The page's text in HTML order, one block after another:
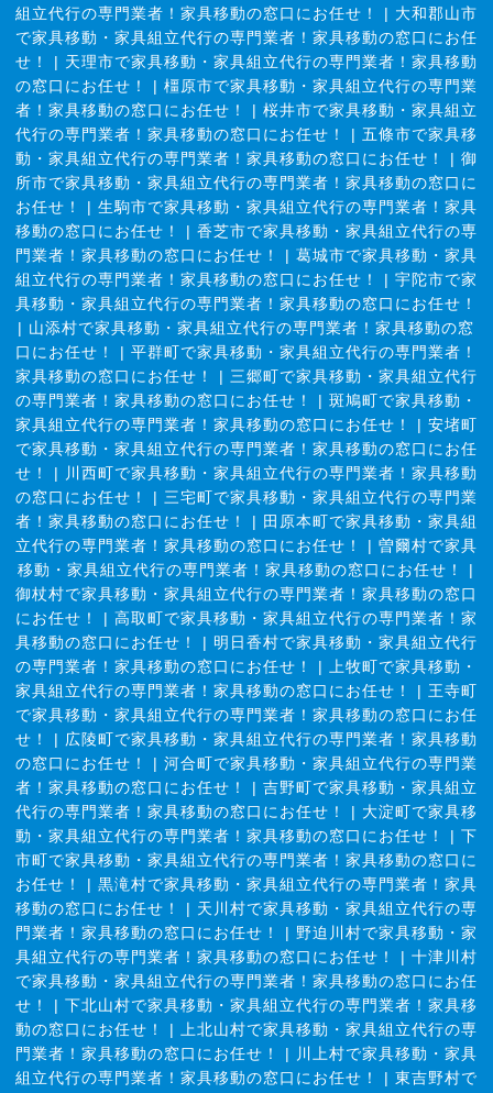
組立代行の専門業者！家具移動の窓口にお任せ！
| 大和郡山市
で家具移動・家具組立代行の専門業者！家具移動の窓口にお任
せ！
| 天理市で家具移動・家具組立代行の専門業者！家具移動
の窓口にお任せ！
| 橿原市で家具移動・家具組立代行の専門業
者！家具移動の窓口にお任せ！
| 桜井市で家具移動・家具組立
代行の専門業者！家具移動の窓口にお任せ！
| 五條市で家具移
動・家具組立代行の専門業者！家具移動の窓口にお任せ！
| 御
所市で家具移動・家具組立代行の専門業者！家具移動の窓口に
お任せ！
| 生駒市で家具移動・家具組立代行の専門業者！家具
移動の窓口にお任せ！
| 香芝市で家具移動・家具組立代行の専
門業者！家具移動の窓口にお任せ！
| 葛城市で家具移動・家具
組立代行の専門業者！家具移動の窓口にお任せ！
| 宇陀市で家
具移動・家具組立代行の専門業者！家具移動の窓口にお任せ！
| 山添村で家具移動・家具組立代行の専門業者！家具移動の窓
口にお任せ！
| 平群町で家具移動・家具組立代行の専門業者！
家具移動の窓口にお任せ！
| 三郷町で家具移動・家具組立代行
の専門業者！家具移動の窓口にお任せ！
| 斑鳩町で家具移動・
家具組立代行の専門業者！家具移動の窓口にお任せ！
| 安堵町
で家具移動・家具組立代行の専門業者！家具移動の窓口にお任
せ！
| 川西町で家具移動・家具組立代行の専門業者！家具移動
の窓口にお任せ！
| 三宅町で家具移動・家具組立代行の専門業
者！家具移動の窓口にお任せ！
| 田原本町で家具移動・家具組
立代行の専門業者！家具移動の窓口にお任せ！
| 曽爾村で家具
移動・家具組立代行の専門業者！家具移動の窓口にお任せ！
|
御杖村で家具移動・家具組立代行の専門業者！家具移動の窓口
にお任せ！
| 高取町で家具移動・家具組立代行の専門業者！家
具移動の窓口にお任せ！
| 明日香村で家具移動・家具組立代行
の専門業者！家具移動の窓口にお任せ！
| 上牧町で家具移動・
家具組立代行の専門業者！家具移動の窓口にお任せ！
| 王寺町
で家具移動・家具組立代行の専門業者！家具移動の窓口にお任
せ！
| 広陵町で家具移動・家具組立代行の専門業者！家具移動
の窓口にお任せ！
| 河合町で家具移動・家具組立代行の専門業
者！家具移動の窓口にお任せ！
| 吉野町で家具移動・家具組立
代行の専門業者！家具移動の窓口にお任せ！
| 大淀町で家具移
動・家具組立代行の専門業者！家具移動の窓口にお任せ！
| 下
市町で家具移動・家具組立代行の専門業者！家具移動の窓口に
お任せ！
| 黒滝村で家具移動・家具組立代行の専門業者！家具
移動の窓口にお任せ！
| 天川村で家具移動・家具組立代行の専
門業者！家具移動の窓口にお任せ！
| 野迫川村で家具移動・家
具組立代行の専門業者！家具移動の窓口にお任せ！
| 十津川村
で家具移動・家具組立代行の専門業者！家具移動の窓口にお任
せ！
| 下北山村で家具移動・家具組立代行の専門業者！家具移
動の窓口にお任せ！
| 上北山村で家具移動・家具組立代行の専
門業者！家具移動の窓口にお任せ！
| 川上村で家具移動・家具
組立代行の専門業者！家具移動の窓口にお任せ！
| 東吉野村で